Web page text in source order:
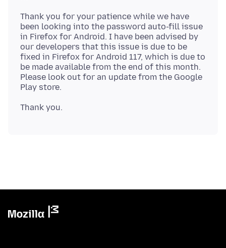
Thank you for your patience while we have
been looking into the password auto-fill issue
in Firefox for Android. I have been advised by
our developers that this issue is due to be
fixed in Firefox for Android 117, which is due to
be made available from the end of this month.
Please look out for an update from the Google